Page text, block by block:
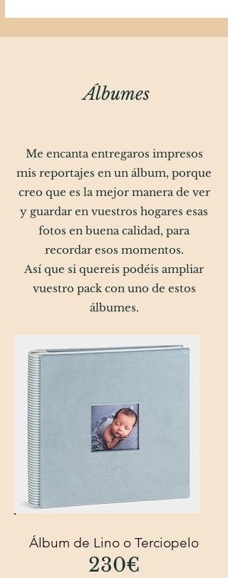
Álbumes
Me encanta entregaros impresos
mis reportajes en un álbum, porque
creo que es la mejor manera de ver
y guardar en vuestros hogares esas
fotos en buena calidad, para
recordar esos momentos.
Así que si quereis podéis ampliar
vuestro pack con uno de estos
álbumes.
Álbum de Lino o Terciopelo
230€